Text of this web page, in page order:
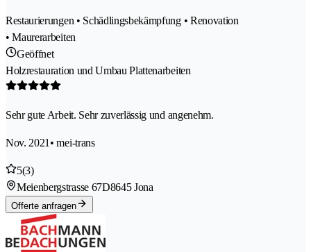
Restaurierungen • Schädlingsbekämpfung • Renovation
• Maurerarbeiten
Geöffnet
Holzrestauration und Umbau Plattenarbeiten
Sehr gute Arbeit. Sehr zuverlässig und angenehm.
Nov. 2021 • mei-trans
5(3)
Meienbergstrasse 67D8645 Jona
Offerte anfragen